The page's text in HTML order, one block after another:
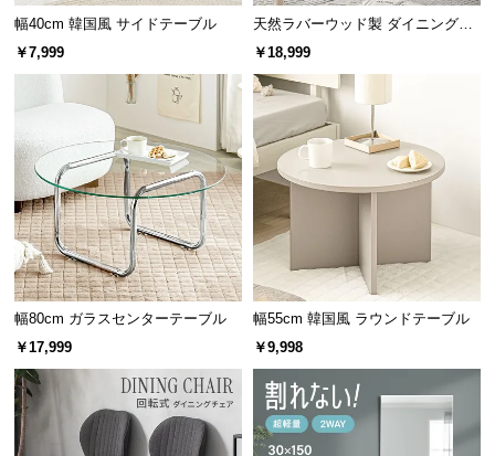
業
情
報
サッと拭くだけ簡単お手入れ
木材とは違い、汚れてもシミになりにくく、サッと
ひと拭きで本来の輝きを取り戻します。
幅40cm 韓国風 サイドテーブル
￥7,999
天然ラバーウッド製 ダイニングチ
ェア2脚セット
￥18,999
幅80cm ガラスセンターテーブル
￥17,999
幅55cm 韓国風 ラウンドテーブル
￥9,998